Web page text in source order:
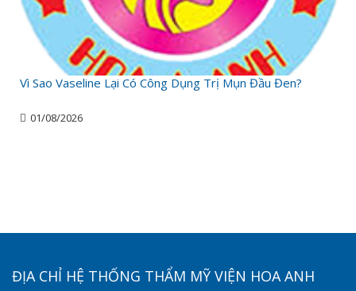
Vì Sao Vaseline Lại Có Công Dụng Trị Mụn Đầu Đen?
01/08/2026
ĐỊA CHỈ HỆ THỐNG THẨM MỸ VIỆN HOA ANH